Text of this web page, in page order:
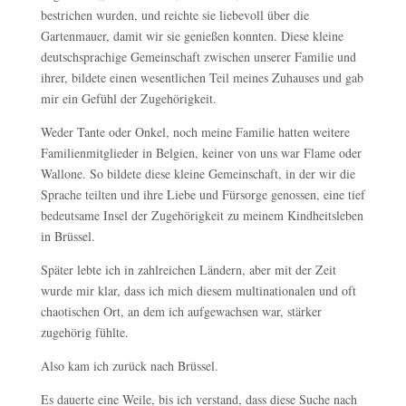
bestrichen wurden, und reichte sie liebevoll über die
Gartenmauer, damit wir sie genießen konnten. Diese kleine
deutschsprachige Gemeinschaft zwischen unserer Familie und
ihrer, bildete einen wesentlichen Teil meines Zuhauses und gab
mir ein Gefühl der Zugehörigkeit.
Weder Tante oder Onkel, noch meine Familie hatten weitere
Familienmitglieder in Belgien, keiner von uns war Flame oder
Wallone. So bildete diese kleine Gemeinschaft, in der wir die
Sprache teilten und ihre Liebe und Fürsorge genossen, eine tief
bedeutsame Insel der Zugehörigkeit zu meinem Kindheitsleben
in Brüssel.
Später lebte ich in zahlreichen Ländern, aber mit der Zeit
wurde mir klar, dass ich mich diesem multinationalen und oft
chaotischen Ort, an dem ich aufgewachsen war, stärker
zugehörig fühlte.
Also kam ich zurück nach Brüssel.
Es dauerte eine Weile, bis ich verstand, dass diese Suche nach